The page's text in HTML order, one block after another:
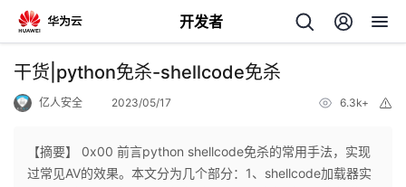
开发者
返
干货|python免杀-shellcode免杀
亿人安全 2023/05/17 6.3k+
【摘要】 0x00 前言python shellcode免杀的常用手法，实现
过常见AV的效果。本文分为几个部分：1、shellcode加载器实